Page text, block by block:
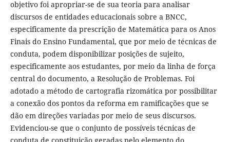
objetivo foi apropriar-se de sua teoria para analisar
discursos de entidades educacionais sobre a BNCC,
especificamente da prescrição de Matemática para os Anos
Finais do Ensino Fundamental, que por meio de técnicas de
conduta, podem disponibilizar posições de sujeito,
especificamente aos estudantes, por meio da linha de força
central do documento, a Resolução de Problemas. Foi
adotado a método de cartografia rizomática por possibilitar
a conexão dos pontos da reforma em ramificações que se
dão em direções variadas por meio de seus discursos.
Evidenciou-se que o conjunto de possíveis técnicas de